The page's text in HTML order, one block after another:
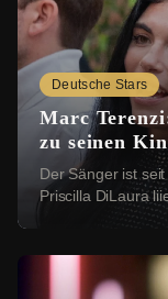
Deutsche Stars
Marc
zu seinen
Der Sänger ist
Priscilla DiLaura